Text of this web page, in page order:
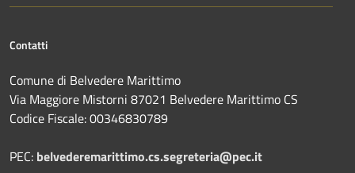
Contatti
Comune di Belvedere Marittimo
Via Maggiore Mistorni 87021 Belvedere Marittimo CS
Codice Fiscale: 00346830789
PEC: belvederemarittimo.cs.segreteria@pec.it